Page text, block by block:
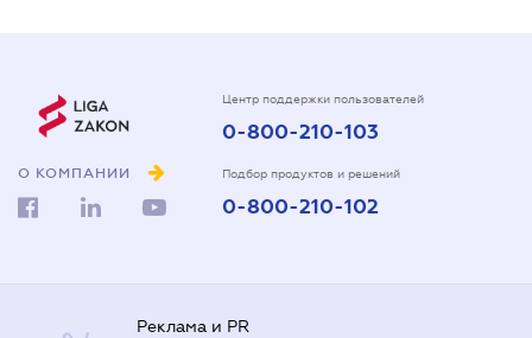
О КОМПАНИИ
Центр поддержки пользователей
0-800-210-103
Подбор продуктов и решений
0-800-210-102
Реклама и PR